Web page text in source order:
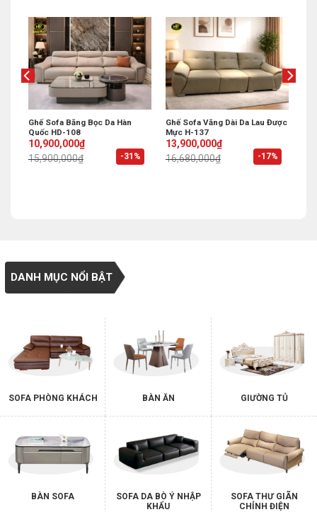
-31%
Ghế Sofa Băng Bọc Da Hàn
Quốc HD-108
15,900,000₫
Original
price
was:
10,900,000₫
Current
price
is:
-17%
Ghế Sofa Văng Dài Da Lau Được
Mực H-137
16,680,000₫
Original
price
was:
13,900,000₫
Current
price
is:
DANH MỤC NỔI BẬT
SOFA PHÒNG KHÁCH BÀN ĂN GIƯỜNG TỦ
BÀN SOFA
SOFA DA BÒ Ý NHẬP
KHẨU
SOFA THƯ GIÃN
CHỈNH ĐIỆN